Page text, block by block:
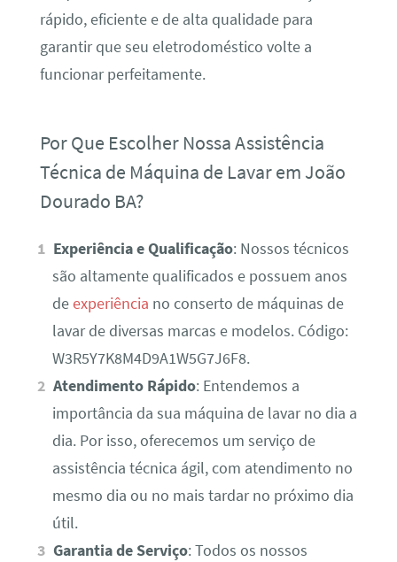
rápido, eficiente e de alta qualidade para
garantir que seu eletrodoméstico volte a
funcionar perfeitamente.
Por Que Escolher Nossa Assistência
Técnica de Máquina de Lavar em João
Dourado BA?
Experiência e Qualificação: Nossos técnicos
são altamente qualificados e possuem anos
deexperiência no conserto de máquinas de
lavar de diversas marcas e modelos. Código:
W3R5Y7K8M4D9A1W5G7J6F8.
Atendimento Rápido: Entendemos a
importância da sua máquina de lavar no dia a
dia. Por isso, oferecemos um serviço de
assistência técnica ágil, com atendimento no
mesmo dia ou no mais tardar no próximo dia
útil.
Garantia de Serviço: Todos os nossos